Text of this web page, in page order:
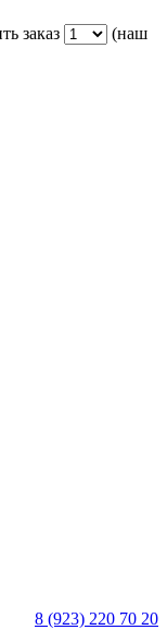
заказ
(наш
8 (923) 220 70 20